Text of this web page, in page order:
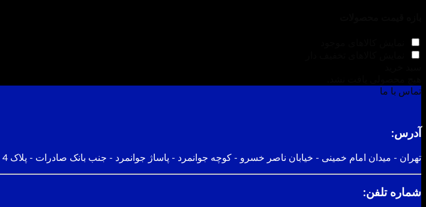
تماس با ما
آدرس:
تهران - میدان امام خمینی - خیابان ناصر خسرو - کوچه جوانمرد - پاساژ جوانمرد - جنب بانک صادرات - پلاک 4
شماره تلفن: